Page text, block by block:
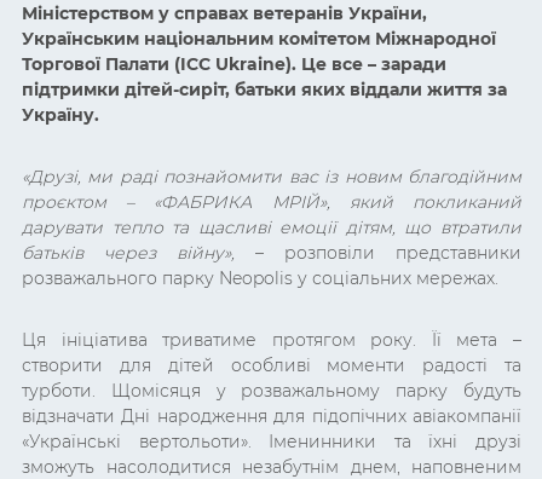
Міністерством у справах ветеранів України,
Українським національним комітетом Міжнародної
Торгової Палати (ICC Ukraine). Це все – заради
підтримки дітей-сиріт, батьки яких віддали життя за
Україну.
«Друзі, ми раді познайомити вас із новим благодійним
проєктом – «ФАБРИКА МРІЙ», який покликаний
дарувати тепло та щасливі емоції дітям, що втратили
батьків через війну», – розповіли представники
розважального парку Neopolis у соціальних мережах.
Ця ініціатива триватиме протягом року. Її мета –
створити для дітей особливі моменти радості та
турботи. Щомісяця у розважальному парку будуть
відзначати Дні народження для підопічних авіакомпанії
«Українські вертольоти». Іменинники та їхні друзі
зможуть насолодитися незабутнім днем, наповненим